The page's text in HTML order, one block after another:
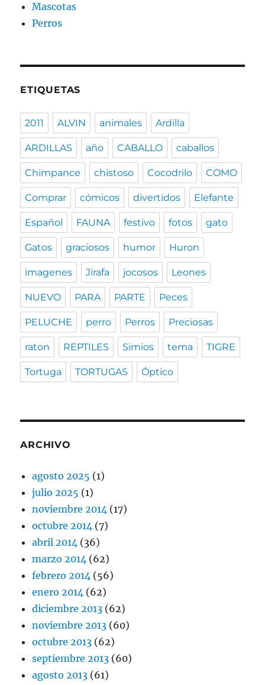
Mascotas
Perros
ETIQUETAS
2011 ALVIN animales Ardilla
ARDILLAS año CABALLO caballos
Chimpance chistoso Cocodrilo COMO
Comprar cómicos divertidos Elefante
Español FAUNA festivo fotos gato
Gatos graciosos humor Huron
imagenes Jirafa jocosos Leones
NUEVO PARA PARTE Peces
PELUCHE perro Perros Preciosas
raton REPTILES Simios tema TIGRE
Tortuga TORTUGAS Óptico
ARCHIVO
agosto 2025 (1)
julio 2025 (1)
noviembre 2014 (17)
octubre 2014 (7)
abril 2014 (36)
marzo 2014 (62)
febrero 2014 (56)
enero 2014 (62)
diciembre 2013 (62)
noviembre 2013 (60)
octubre 2013 (62)
septiembre 2013 (60)
agosto 2013 (61)